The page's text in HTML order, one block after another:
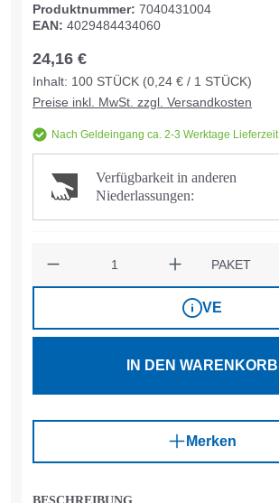
Produktnummer: 7040431004
EAN: 4029484434060
24,16 €
Inhalt: 100 STÜCK (0,24 € / 1 STÜCK)
Preise inkl. MwSt. zzgl. Versandkosten
Nach Geldeingang ca. 2-3 Werktage Lieferzeit
Verfügbarkeit in anderen
Niederlassungen:
VE
IN DEN WARENKORB
Merken